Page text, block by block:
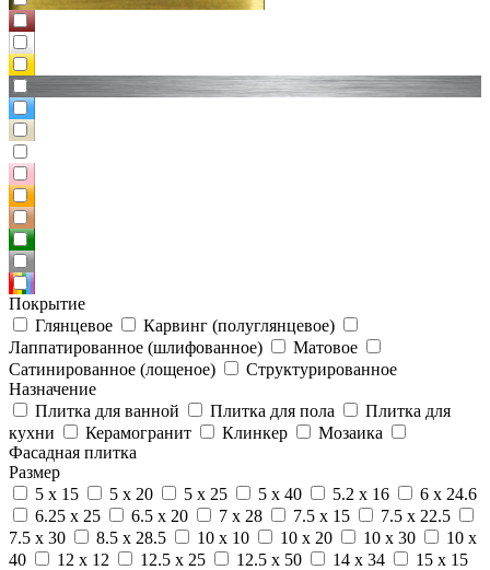
Покрытие
Глянцевое
Карвинг (полуглянцевое)
Лаппатированное (шлифованное)
Матовое
Сатинированное (лощеное)
Структурированное
Назначение
Плитка для ванной
Плитка для пола
Плитка для
кухни
Керамогранит Клинкер
Мозаика
Фасадная плитка
Размер
5 x 15
5 x 20 5 x 25 5 x 40 5.2 x 16
6 x 24.6
6.25 x 25
6.5 x 20 7 x 28 7.5 x 15
7.5 x 22.5
7.5 x 30
8.5 x 28.5 10 x 10 10 x 20 10 x 30
10 x
40
12 x 12 12.5 x 25 12.5 x 50 14 x 34
15 x 15